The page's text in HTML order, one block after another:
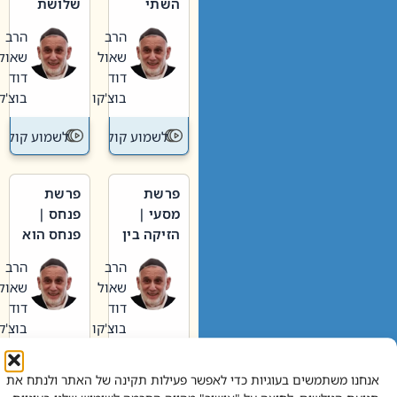
אנחנו משתמשים בעוגיות כדי לאפשר פעילות תקינה של האתר ולנתח את
וערב של
חיינו
הרב
שאול
דוד
בוצ'קו
לשמוע קול תורה – מדרש
האבות
הרב
שאול
דוד
בוצ'קו
לשמוע קול
פרשת
מסעי |
הזיקה בין
הגדול לעם הרב
שאול
דוד
בוצ'קו
לשמוע קול תורה – מדרש
פרשת
פנחס |
פנחס הוא
אליהו: בין
קנאות
הורסת
לקנאות
בונה
הרב
שאול
דוד
בוצ'קו
לשמוע קול